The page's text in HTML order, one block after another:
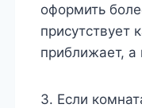
оформить
присутствует
приближает, а
3. Если